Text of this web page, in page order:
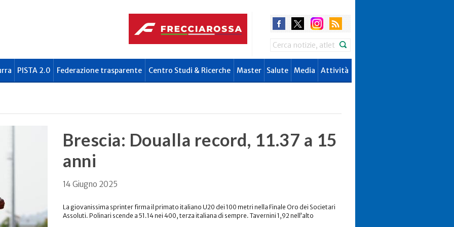
Search
PISTA 2.0 Federazione trasparente Centro Studi & Ricerche Master Salute Media Attività
Brescia: Doualla record, 11.37 a 15
anni
14 Giugno 2025
La giovanissima sprinter firma il primato italiano U20 dei 100 metri nella Finale Oro dei Societari
Assoluti. Polinari scende a 51.14 nei 400, terza italiana di sempre. Tavernini 1,92 nell’alto